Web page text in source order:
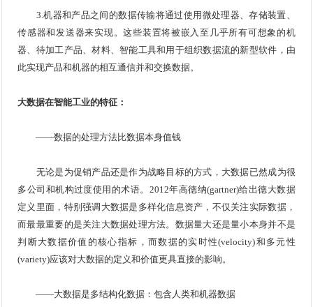
3.机器和产品之间的数据传输将通过使用微处理器、存储装置、
传感器和发送器来实现。这些装置将被嵌入至几乎所有可想象的机
器、待加工产品、材料、智能工具和用于组织数据流的新型软件，由
此实现产品和机器的相互通信并和交换数据。
大数据在智能工业的特征：
——数据的处理方法比数据本身值钱
无论是为促销产品还是作为战略目标的方式，大数据已然成为很
多公司和机构过度使用的术语。2012年高德纳(gartner)给出德大数据
定义里面，特别强调大数据是多样化信息资产，不仅关注实际数据，
而最最重要的是关注大数据处理方法。数据量大还是量小本身并不是
判断大数据价值的核心指标，而数据的实时性(velocity)和多元性
(variety)应该对大数据的定义和价值更具直接的影响。
——大数据是多结构化数据：包含人类和机器数据